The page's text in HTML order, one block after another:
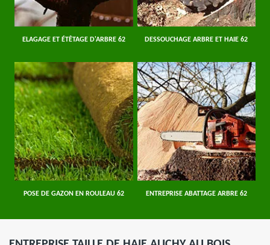
ELAGAGE ET ÉTÊTAGE D'ARBRE 62 DESSOUCHAGE ARBRE ET HAIE 62
POSE DE GAZON EN ROULEAU 62 ENTREPRISE ABATTAGE ARBRE 62